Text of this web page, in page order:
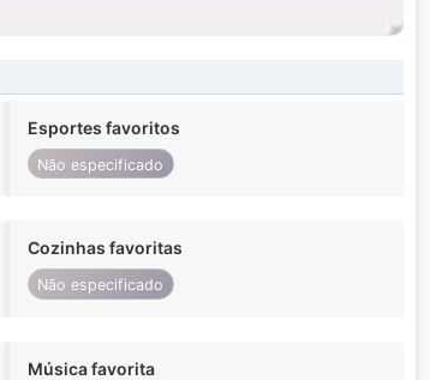
Esportes favoritos
Não especificado
Cozinhas favoritas
Não especificado
Música favorita